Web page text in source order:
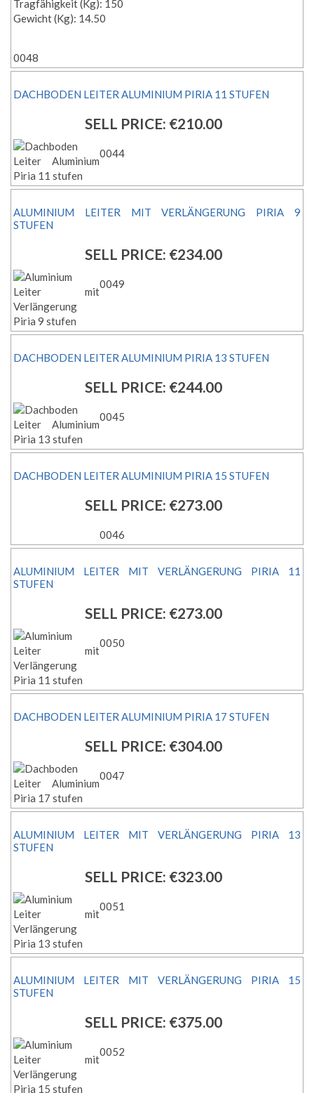
Tragfähigkeit (Kg): 150
Gewicht (Kg): 14.50
0048
DACHBODEN LEITER ALUMINIUM PIRIA 11 STUFEN
SELL PRICE: €210.00
0044
ALUMINIUM LEITER MIT VERLÄNGERUNG PIRIA 9
STUFEN
SELL PRICE: €234.00
0049
DACHBODEN LEITER ALUMINIUM PIRIA 13 STUFEN
SELL PRICE: €244.00
0045
DACHBODEN LEITER ALUMINIUM PIRIA 15 STUFEN
SELL PRICE: €273.00
0046
ALUMINIUM LEITER MIT VERLÄNGERUNG PIRIA 11
STUFEN
SELL PRICE: €273.00
0050
DACHBODEN LEITER ALUMINIUM PIRIA 17 STUFEN
SELL PRICE: €304.00
0047
ALUMINIUM LEITER MIT VERLÄNGERUNG PIRIA 13
STUFEN
SELL PRICE: €323.00
0051
ALUMINIUM LEITER MIT VERLÄNGERUNG PIRIA 15
STUFEN
SELL PRICE: €375.00
0052